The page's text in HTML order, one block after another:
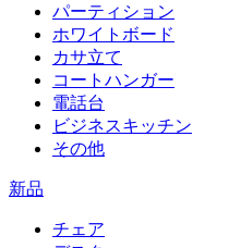
パーティション
ホワイトボード
カサ立て
コートハンガー
電話台
ビジネスキッチン
その他
新品
チェア